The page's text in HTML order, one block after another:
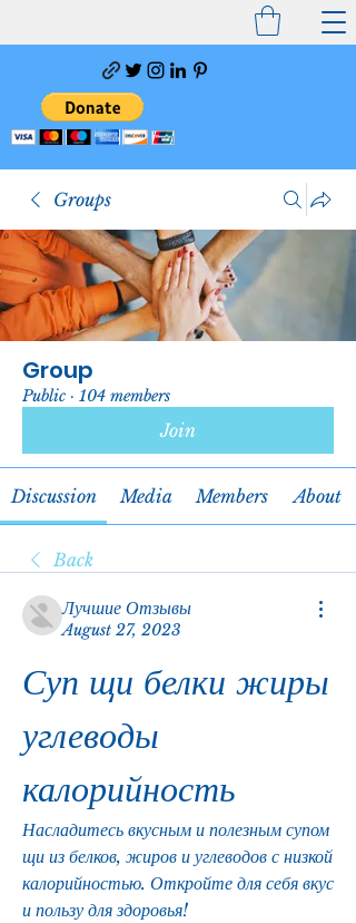
Groups
Group
Public · 104 members
Join
Discussion Media Members About
Back
Лучшие Отзывы
August 27, 2023
Суп щи белки жиры
углеводы
калорийность
Насладитесь вкусным и полезным супом
щи из белков, жиров и углеводов с низкой
калорийностью. Откройте для себя вкус
и пользу для здоровья!